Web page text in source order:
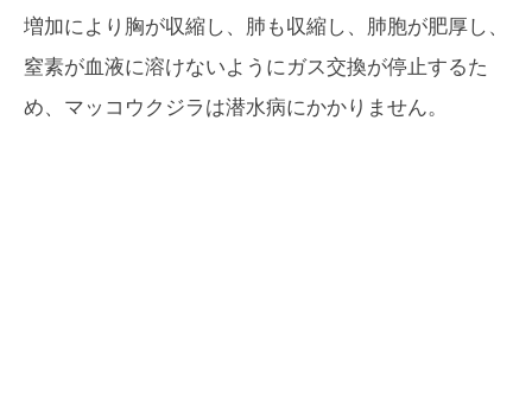
増加により胸が収縮し、肺も収縮し、肺胞が肥厚し、
窒素が血液に溶けないようにガス交換が停止するた
め、マッコウクジラは潜水病にかかりません。